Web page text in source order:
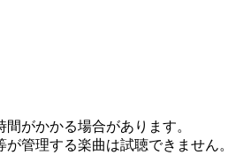
がかかる場合があります。
管理する楽曲は試聴できません。